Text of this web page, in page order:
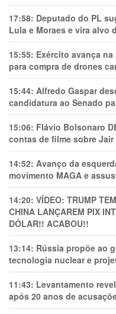
17:58: Deputado do PL
Lula e Moraes e vira alvo
15:55: Exército avança
para compra de drones
15:44: Alfredo Gaspar
candidatura ao Senado
15:06: Flávio Bolsonaro
contas de filme sobre
14:52: Avanço da
movimento MAGA e
14:20: VÍDEO: TRUMP
CHINA LANÇAREM PIX
DÓLAR!! ACABOU!!
13:14: Rússia propõe ao
tecnologia nuclear e
11:43: Levantamento
após 20 anos de